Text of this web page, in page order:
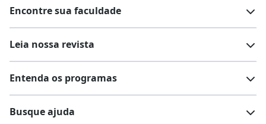
Cursos técnicos
Escolas
Encontre sua faculdade
Comunidade Quero
Leia nossa revista
Profissões
Entenda os programas
Busque ajuda